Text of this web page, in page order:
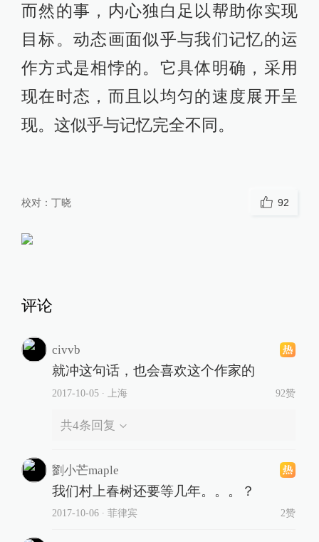
而然的事，内心独白足以帮助你实现
目标。动态画面似乎与我们记忆的运
作方式是相悖的。它具体明确，采用
现在时态，而且以均匀的速度展开呈
现。这似乎与记忆完全不同。
校对： 丁晓 92
评论
civvb
就冲这句话，也会喜欢这个作家的
2017-10-05∙ 上海 92赞
共4条回复
劉小芒maple
我们村上春树还要等几年。。。？
2017-10-06∙ 菲律宾 2赞